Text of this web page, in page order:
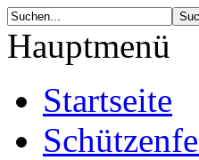
Hauptmenü
Startseite